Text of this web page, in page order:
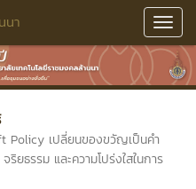
นา
Policy เปลี่ยนของขวัญเป็นคำ
ยธรรม และความโปร่งใสในการ